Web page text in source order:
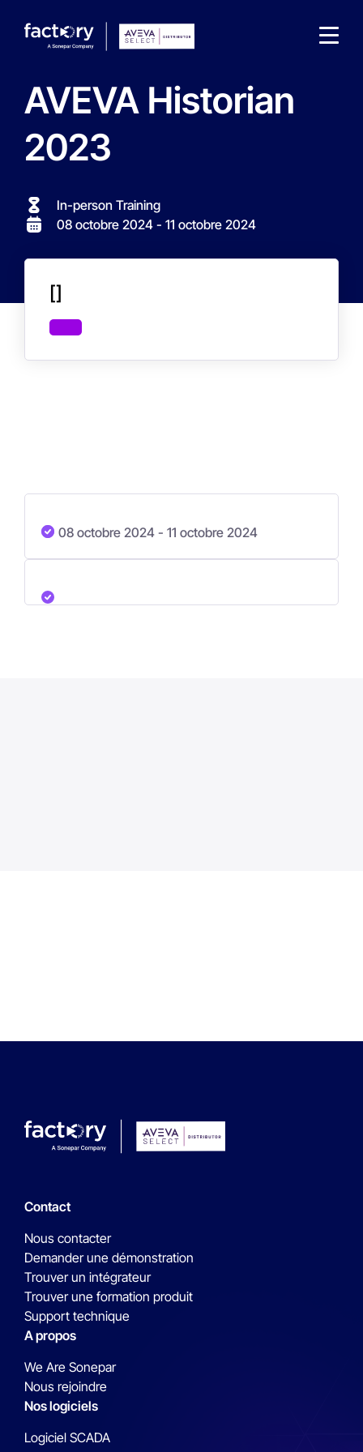
AVEVA Historian
2023
In-person Training
08 octobre 2024 - 11 octobre 2024
[]
08 octobre 2024 - 11 octobre 2024
Contact
Nous contacter
Demander une démonstration
Trouver un intégrateur
Trouver une formation produit
Support technique
A propos
We Are Sonepar
Nous rejoindre
Nos logiciels
Logiciel SCADA